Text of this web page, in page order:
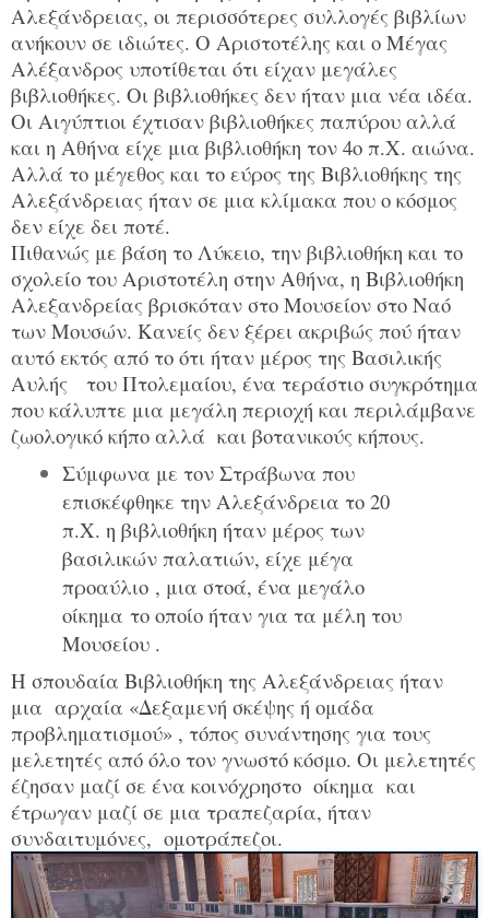
Αλεξάνδρειας, οι περισσότερες συλλογές βιβλίων
ανήκουν σε ιδιώτες. Ο Αριστοτέλης και ο Μέγας
Αλέξανδρος υποτίθεται ότι είχαν μεγάλες
βιβλιοθήκες. Οι βιβλιοθήκες δεν ήταν μια νέα ιδέα.
Οι Αιγύπτιοι έχτισαν βιβλιοθήκες παπύρου αλλά
και η Αθήνα είχε μια βιβλιοθήκη τον 4ο π.Χ. αιώνα.
Αλλά το μέγεθος και το εύρος της Βιβλιοθήκης της
Αλεξάνδρειας ήταν σε μια κλίμακα που ο κόσμος
δεν είχε δει ποτέ.
Πιθανώς με βάση το Λύκειο, την βιβλιοθήκη και το
σχολείο του Αριστοτέλη στην Αθήνα, η Βιβλιοθήκη
Αλεξανδρείας βρισκόταν στο Μουσείον στο Ναό
των Μουσών. Κανείς δεν ξέρει ακριβώς πού ήταν
αυτό εκτός από το ότι ήταν μέρος της Βασιλικής
Αυλής του Πτολεμαίου, ένα τεράστιο συγκρότημα
που κάλυπτε μια μεγάλη περιοχή και περιλάμβανε
ζωολογικό κήπο αλλά και βοτανικούς κήπους.
Σύμφωνα με τον Στράβωνα που
επισκέφθηκε την Αλεξάνδρεια το 20
π.Χ. η βιβλιοθήκη ήταν μέρος των
βασιλικών παλατιών, είχε μέγα
προαύλιο, μια στοά, ένα μεγάλο
οίκημα το οποίο ήταν για τα μέλη του
Μουσείου .
Η σπουδαία Βιβλιοθήκη της Αλεξάνδρειας ήταν
μια αρχαία «Δεξαμενή σκέψης ή ομάδα
προβληματισμού» , τόπος συνάντησης για τους
μελετητές από όλο τον γνωστό κόσμο. Οι μελετητές
έζησαν μαζί σε ένα κοινόχρηστο οίκημα και
έτρωγαν μαζί σε μια τραπεζαρία, ήταν
συνδαιτυμόνες, ομοτράπεζοι.